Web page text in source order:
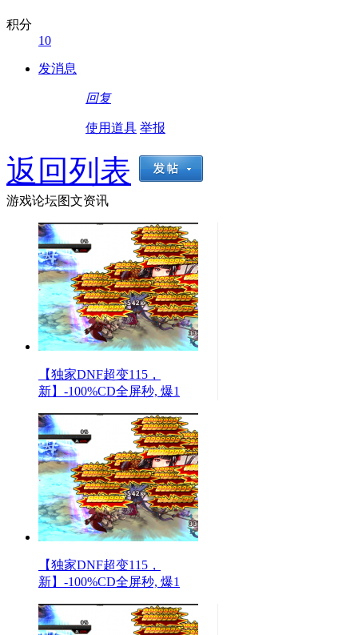
积分
10
发消息
回复
使用道具 举报
返回列表
游戏论坛图文资讯
【独家DNF超变115，
新】-100%CD全屏秒, 爆1
【独家DNF超变115，
新】-100%CD全屏秒, 爆1